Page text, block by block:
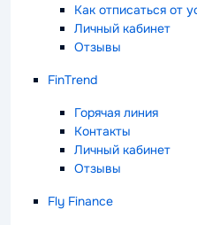
Как отписаться от
Личный кабинет
Отзывы
FinTrend
Горячая линия
Контакты
Личный кабинет
Отзывы
Fly Finance